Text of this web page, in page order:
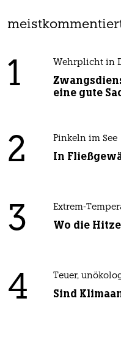
1 Wehrplicht in
eine gute
2 Pinkeln im See
In
3 Extrem-
Wo die
4 Teuer,
Sind